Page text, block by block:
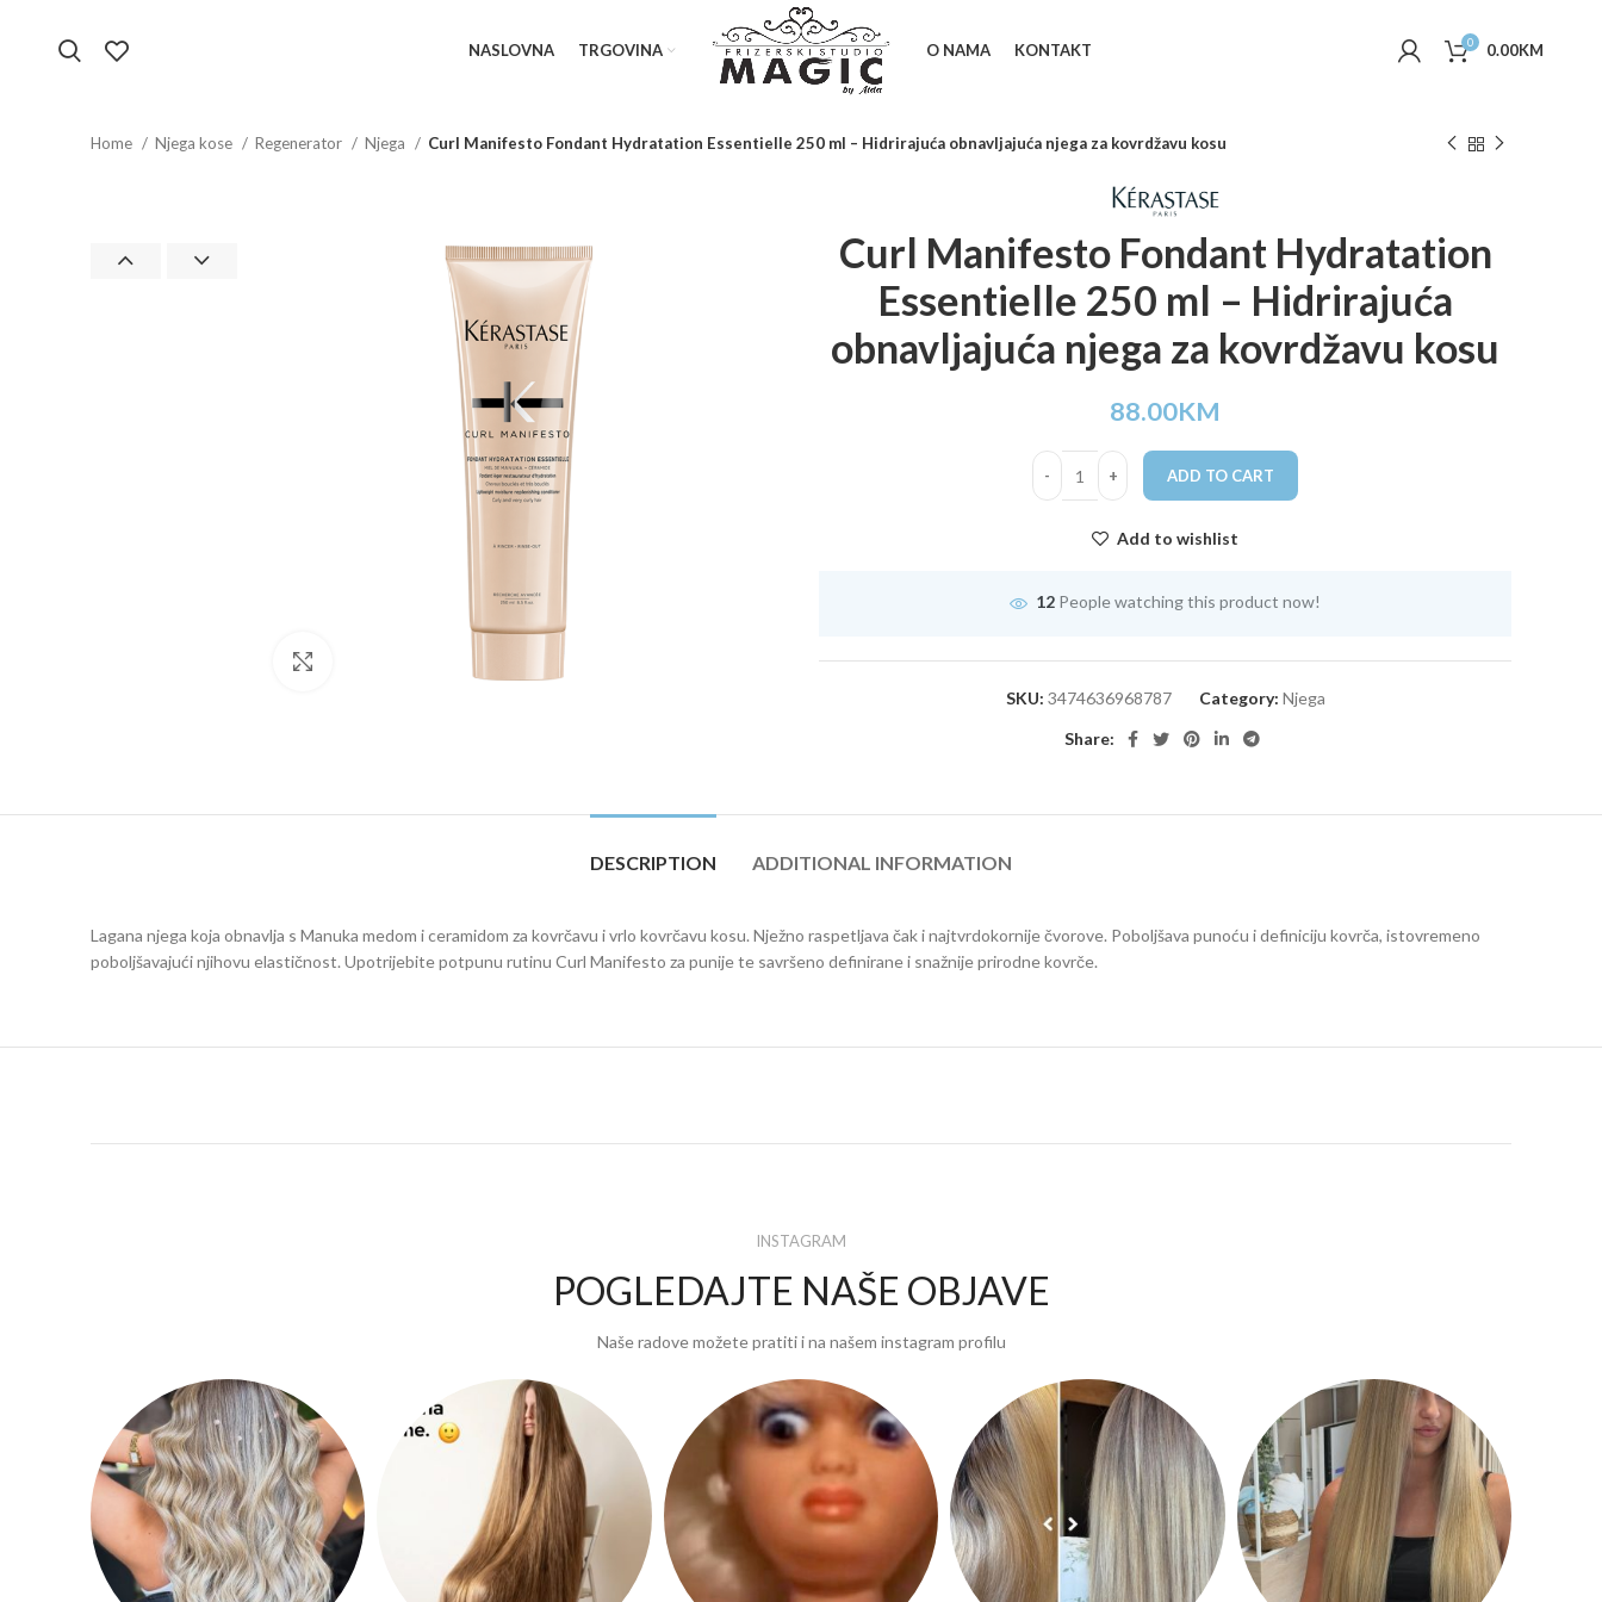
NASLOVNA TRGOVINA O NAMA KONTAKT 0 0.00KM
Home Njega kose Regenerator Njega Curl Manifesto Fondant Hydratation Essentielle 250 ml – Hidrirajuća obnavljajuća njega za kovrdžavu kosu
Curl Manifesto Fondant Hydratation
Essentielle 250 ml – Hidrirajuća
obnavljajuća njega za kovrdžavu kosu
88.00KM
ADD TO CART
Add to wishlist
12 People watching this product now!
SKU: 3474636968787 Category: Njega
Share:
DESCRIPTION ADDITIONAL INFORMATION
Lagana njega koja obnavlja s Manuka medom i ceramidom za kovrčavu i vrlo kovrčavu kosu. Nježno raspetljava čak i najtvrdokornije čvorove. Poboljšava punoću i definiciju kovrča, istovremeno
poboljšavajući njihovu elastičnost. Upotrijebite potpunu rutinu Curl Manifesto za punije te savršeno definirane i snažnije prirodne kovrče.
INSTAGRAM
POGLEDAJTE NAŠE OBJAVE
Naše radove možete pratiti i na našem instagram profilu